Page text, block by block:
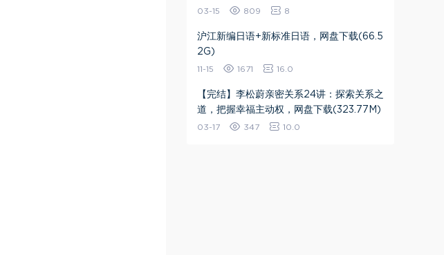
03-15 809 8
沪江新编日语+新标准日语，网盘下载(66.5
2G)
11-15 1671 16.0
【完结】李松蔚亲密关系24讲：探索关系之
道，把握幸福主动权，网盘下载(323.77M)
03-17 347 10.0